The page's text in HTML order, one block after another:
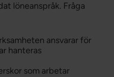
löneanspråk. Fråga
ansvarar för
hanteras
som arbetar